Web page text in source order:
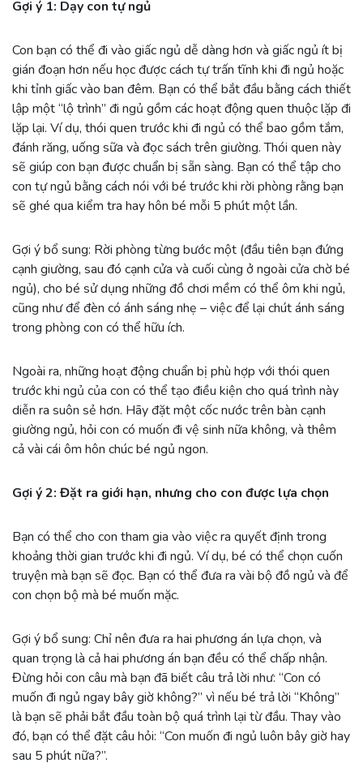
Gợi ý 1: Dạy con tự ngủ
Con bạn có thể đi vào giấc ngủ dễ dàng hơn và giấc ngủ ít bị
gián đoạn hơn nếu học được cách tự trấn tĩnh khi đi ngủ hoặc
khi tỉnh giấc vào ban đêm. Bạn có thể bắt đầu bằng cách thiết
lập một “lộ trình” đi ngủ gồm các hoạt động quen thuộc lặp đi
lặp lại. Ví dụ, thói quen trước khi đi ngủ có thể bao gồm tắm,
đánh răng, uống sữa và đọc sách trên giường. Thói quen này
sẽ giúp con bạn được chuẩn bị sẵn sàng. Bạn có thể tập cho
con tự ngủ bằng cách nói với bé trước khi rời phòng rằng bạn
sẽ ghé qua kiểm tra hay hôn bé mỗi 5 phút một lần.
Gợi ý bổ sung: Rời phòng từng bước một (đầu tiên bạn đứng
cạnh giường, sau đó cạnh cửa và cuối cùng ở ngoài cửa chờ bé
ngủ), cho bé sử dụng những đồ chơi mềm có thể ôm khi ngủ,
cũng như để đèn có ánh sáng nhẹ – việc để lại chút ánh sáng
trong phòng con có thể hữu ích.
Ngoài ra, những hoạt động chuẩn bị phù hợp với thói quen
trước khi ngủ của con có thể tạo điều kiện cho quá trình này
diễn ra suôn sẻ hơn. Hãy đặt một cốc nước trên bàn cạnh
giường ngủ, hỏi con có muốn đi vệ sinh nữa không, và thêm
cả vài cái ôm hôn chúc bé ngủ ngon.
Gợi ý 2: Đặt ra giới hạn, nhưng cho con được lựa chọn
Bạn có thể cho con tham gia vào việc ra quyết định trong
khoảng thời gian trước khi đi ngủ. Ví dụ, bé có thể chọn cuốn
truyện mà bạn sẽ đọc. Bạn có thể đưa ra vài bộ đồ ngủ và để
con chọn bộ mà bé muốn mặc.
Gợi ý bổ sung: Chỉ nên đưa ra hai phương án lựa chọn, và
quan trọng là cả hai phương án bạn đều có thể chấp nhận.
Đừng hỏi con câu mà bạn đã biết câu trả lời như: “Con có
muốn đi ngủ ngay bây giờ không?” vì nếu bé trả lời “Không”
là bạn sẽ phải bắt đầu toàn bộ quá trình lại từ đầu. Thay vào
đó, bạn có thể đặt câu hỏi: “Con muốn đi ngủ luôn bây giờ hay
sau 5 phút nữa?”.